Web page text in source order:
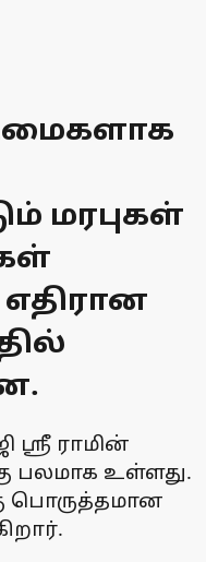
மரபுகள்
ஸ்ரீ ராமின்
பலமாக உள்ளது.
பொருத்தமான